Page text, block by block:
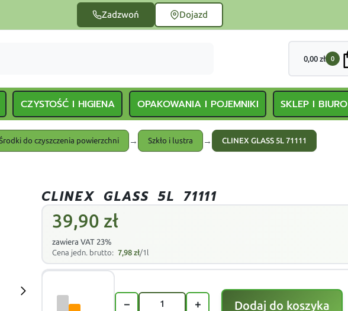
Zadzwoń Dojazd
0,00 zł 0
CZYSTOŚĆ I HIGIENA OPAKOWANIA I POJEMNIKI SKLEP I BIURO
do czyszczenia powierzchni → Szkło i lustra → CLINEX GLASS 5L 71111
CLINEX GLASS 5L 71111
39,90 zł
zawiera VAT 23%
Cena jedn. brutto: 7,98zł/1l
− + Dodaj do koszyka